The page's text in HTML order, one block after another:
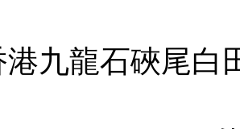
九龍石硤尾白